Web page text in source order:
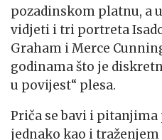
pozadinskom platnu, a
vidjeti i tri portreta
Graham i Merce
godinama što je
u povijest“ plesa.
Priča se bavi i pitanjima
jednako kao i traženjem